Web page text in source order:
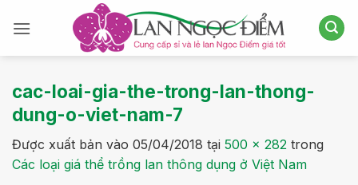
qua
cac-loai-gia-the-trong-lan-thong-
dung-o-viet-nam-7
Được xuất bản vào 05/04/2018 tại 500 × 282 trong
Các loại giá thể trồng lan thông dụng ở Việt Nam